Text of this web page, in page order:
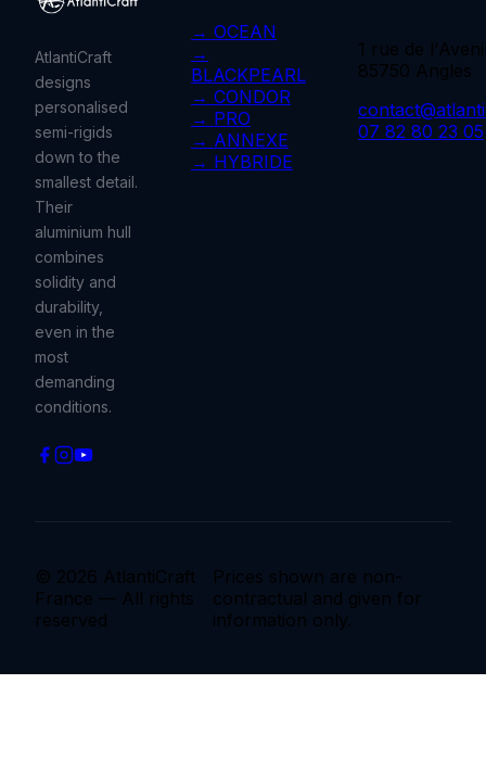
AtlantiCraft
designs
personalised
semi-rigids
down to the
smallest detail.
Their
aluminium hull
combines
solidity and
durability,
even in the
most
demanding
conditions.
→ OCEAN
→
BLACKPEARL
→ CONDOR
→ PRO
→ ANNEXE
→ HYBRIDE
1 rue de
85750 Angles
07 82 80 23 05
© 2026 AtlantiCraft
France — All rights
reserved
Prices shown are non-
contractual and given for
information only.